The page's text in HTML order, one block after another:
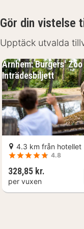
Museum 1944–45
Dudok Studio's
Airbornemuseet.
Nära Airbornes
Gör din vistelse
Upptäck utvalda
Arnhem: Burgers' Zoo
Inträdesbiljett
4.3 km från hotellet
4.8
328,85 kr.
per vuxen